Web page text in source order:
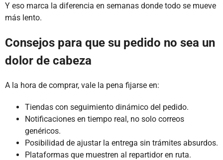
Y eso marca la diferencia en semanas donde todo se mueve
más lento.
Consejos para que su pedido no sea un
dolor de cabeza
A la hora de comprar, vale la pena fijarse en:
Tiendas con seguimiento dinámico del pedido.
Notificaciones en tiempo real, no solo correos
genéricos.
Posibilidad de ajustar la entrega sin trámites absurdos.
Plataformas que muestren al repartidor en ruta.